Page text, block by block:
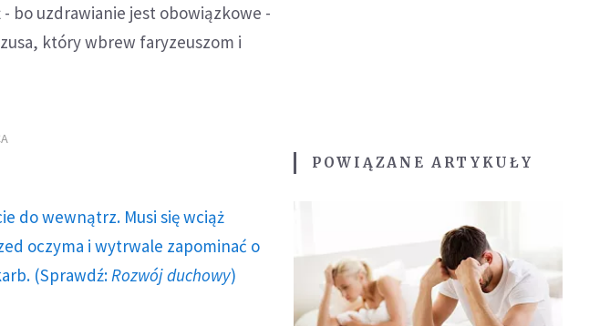
- bo uzdrawianie jest obowiązkowe -
który wbrew faryzeuszom i
do wewnątrz. Musi się wciąż
oczyma i wytrwale zapominać o
(Sprawdź: Rozwój duchowy)
POWIĄZANE ARTYKUŁY